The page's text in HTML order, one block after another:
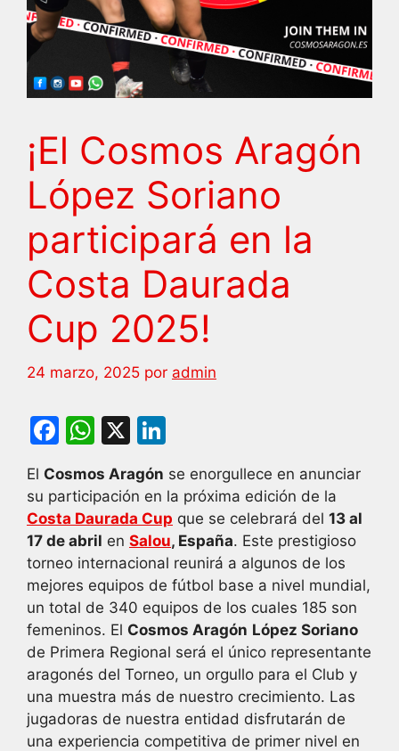
¡El Cosmos Aragón
López Soriano
participará en la
Costa Daurada
Cup 2025!
24 marzo, 2025 por admin
F
c
e
b
o
o
k
W
at
s
A
p
p
X
k
e
dI
n
El Cosmos Aragón se enorgullece en anunciar
su participación en la próxima edición de la
Costa Daurada Cup que se celebrará del 13 al
17 de abril en Salou, España. Este prestigioso
torneo internacional reunirá a algunos de los
mejores equipos de fútbol base a nivel mundial,
un total de 340 equipos de los cuales 185 son
femeninos. El Cosmos Aragón López Soriano
de Primera Regional será el único representante
aragonés del Torneo, un orgullo para el Club y
una muestra más de nuestro crecimiento. Las
jugadoras de nuestra entidad disfrutarán de
una experiencia competitiva de primer nivel en